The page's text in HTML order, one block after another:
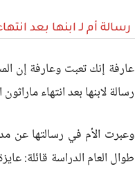
رسالة أم لـ ابنها بعد انتهاء
عارفة إنك تعبت وعارفة إن
رسالة لابنها بعد انتهاء ماراثون
وعبرت الأم في رسالتها عن
طوال العام الدراسة قائلة: